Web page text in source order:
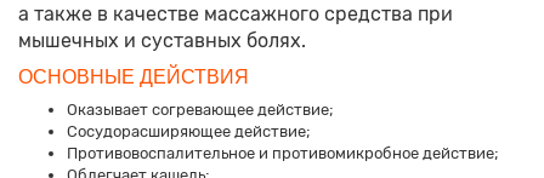
а также в качестве массажного средства при
мышечных и суставных болях.
ОСНОВНЫЕ ДЕЙСТВИЯ
Оказывает согревающее действие;
Сосудорасширяющее действие;
Противовоспалительное и противомикробное действие;